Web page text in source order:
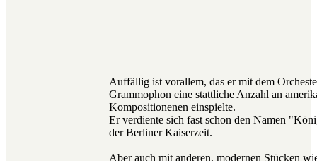
Auffällig ist vorallem, das er mit dem
Grammophon eine stattliche Anzahl an
Kompositionenen einspielte.
Er verdiente sich fast schon den Namen
der Berliner Kaiserzeit.
Aber auch mit anderen, modernen Stücken